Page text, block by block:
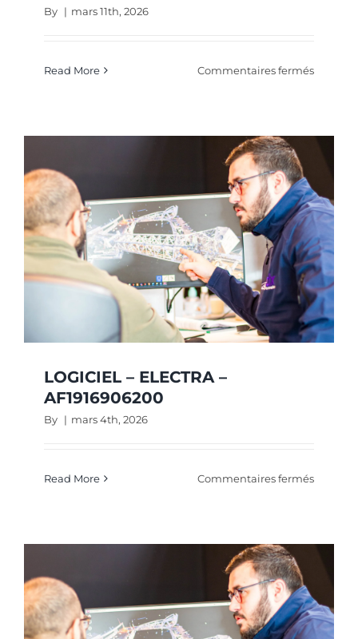
By | mars 11th, 2026
Read More Commentaires ferméssur
LOGICIEL – ELECTRA –
AF1916906200
By | mars 4th, 2026
Read More Commentaires ferméssur